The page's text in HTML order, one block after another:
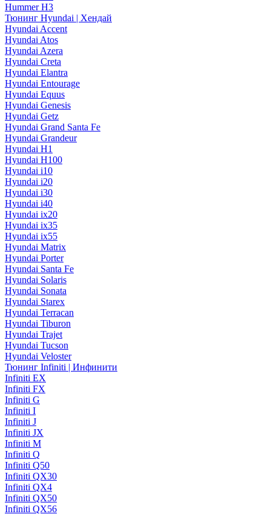
Hummer H3
Тюнинг Hyundai | Хендай
Hyundai Accent
Hyundai Atos
Hyundai Azera
Hyundai Creta
Hyundai Elantra
Hyundai Entourage
Hyundai Equus
Hyundai Genesis
Hyundai Getz
Hyundai Grand Santa Fe
Hyundai Grandeur
Hyundai H1
Hyundai H100
Hyundai i10
Hyundai i20
Hyundai i30
Hyundai i40
Hyundai ix20
Hyundai ix35
Hyundai ix55
Hyundai Matrix
Hyundai Porter
Hyundai Santa Fe
Hyundai Solaris
Hyundai Sonata
Hyundai Starex
Hyundai Terracan
Hyundai Tiburon
Hyundai Trajet
Hyundai Tucson
Hyundai Veloster
Тюнинг Infiniti | Инфинити
Infiniti EX
Infiniti FX
Infiniti G
Infiniti I
Infiniti J
Infiniti JX
Infiniti M
Infiniti Q
Infiniti Q50
Infiniti QX30
Infiniti QX4
Infiniti QX50
Infiniti QX56